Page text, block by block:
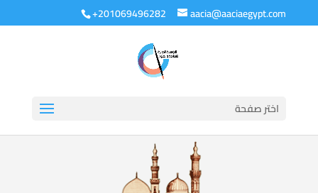
+201069496282 aacia@aaciaegypt.com
اختر صفحة